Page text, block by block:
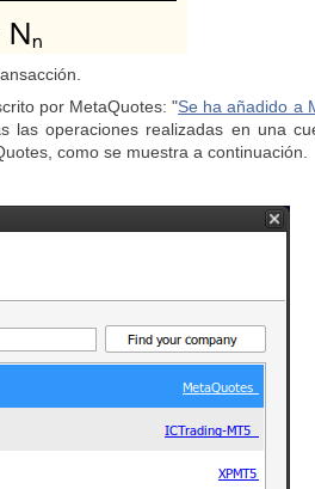
por MetaQuotes: "Se ha añadido a
las operaciones realizadas en una
como se muestra a continuación.